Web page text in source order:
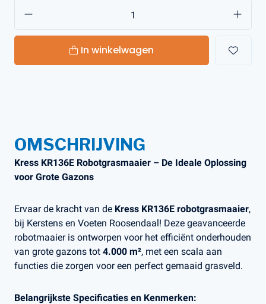
In winkelwagen
OMSCHRIJVING
Kress KR136E Robotgrasmaaier – De Ideale Oplossing
voor Grote Gazons
Ervaar de kracht van de Kress KR136E robotgrasmaaier,
bij Kerstens en Voeten Roosendaal! Deze geavanceerde
robotmaaier is ontworpen voor het efficiënt onderhouden
van grote gazons tot 4.000 m², met een scala aan
functies die zorgen voor een perfect gemaaid grasveld.
Belangrijkste Specificaties en Kenmerken: